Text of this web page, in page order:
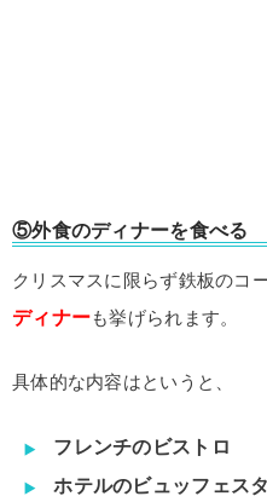
⑤外食のディナーを食べる
クリスマスに限らず鉄板のコ
ディナーも挙げられます。
具体的な内容はというと、
フレンチのビストロ
ホテルのビュッフェス